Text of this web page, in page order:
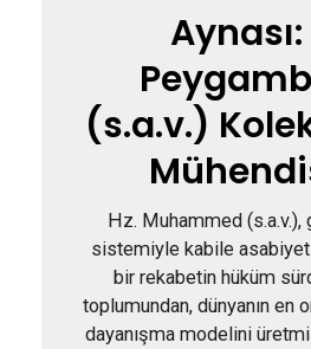
Aynası:
(s.a.v.)
Hz. Muhammed
sistemiyle kabile
bir rekabetin hüküm
toplumundan, dünyanın en
dayanışma modelini